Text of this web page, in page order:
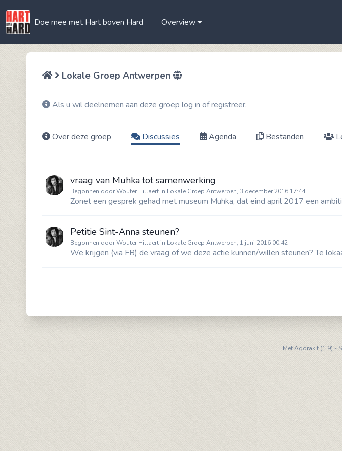
Doe mee met Hart boven Hard Overview
Lokale Groep Antwerpen
Als u wil deelnemen aan deze groep log in ofregistreer.
Over deze groep Discussies Agenda Bestanden
vraag van Muhka tot samenwerking
Begonnen door Wouter Hillaert in Lokale Groep Antwerpen, 3 december 2016 17:44
Petitie Sint-Anna steunen?
Begonnen door Wouter Hillaert in Lokale Groep Antwerpen, 1 juni 2016 00:42
We krijgen (via FB) de vraag of we deze actie kunnen/willen steunen? Te
MetAgorakit (1.9) -